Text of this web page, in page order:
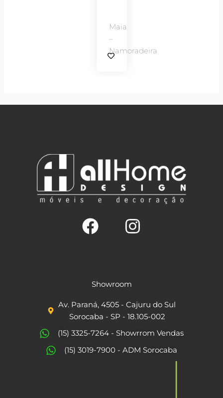
Maia
–
Namoradeira
c
e
b
o
o
t
a
g
r
Showroom
Av. Paraná, 4505 - Cajuru do Sul
Sorocaba - SP - 18.105-002
(15) 3325-7264 - Showrrom Vendas
(15) 3019-7900 - ADM Sorocaba